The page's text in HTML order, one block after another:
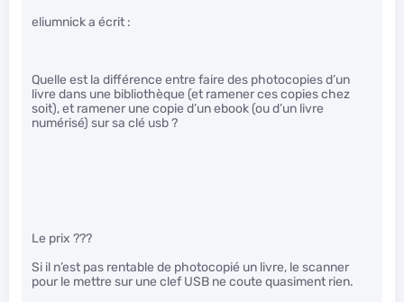
eliumnick a écrit :
Quelle est la différence entre faire des photocopies d’un
livre dans une bibliothèque (et ramener ces copies chez
soit), et ramener une copie d’un ebook (ou d’un livre
numérisé) sur sa clé usb ?
Le prix ???
Si il n’est pas rentable de photocopié un livre, le scanner
pour le mettre sur une clef USB ne coute quasiment rien.